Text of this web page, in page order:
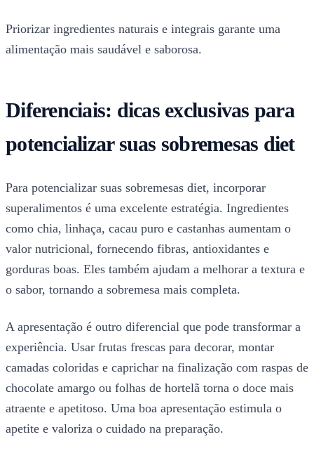
Priorizar ingredientes naturais e integrais garante uma
alimentação mais saudável e saborosa.
Diferenciais: dicas exclusivas para
potencializar suas sobremesas diet
Para potencializar suas sobremesas diet, incorporar
superalimentos é uma excelente estratégia. Ingredientes
como chia, linhaça, cacau puro e castanhas aumentam o
valor nutricional, fornecendo fibras, antioxidantes e
gorduras boas. Eles também ajudam a melhorar a textura e
o sabor, tornando a sobremesa mais completa.
A apresentação é outro diferencial que pode transformar a
experiência. Usar frutas frescas para decorar, montar
camadas coloridas e caprichar na finalização com raspas de
chocolate amargo ou folhas de hortelã torna o doce mais
atraente e apetitoso. Uma boa apresentação estimula o
apetite e valoriza o cuidado na preparação.